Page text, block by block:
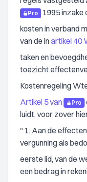
Pro
1995 inzake
kosten in verband
van de inartikel 40
taken en
toezicht
Kostenregeling
Artikel 5 van
Pro
luidt, voor zover
" 1. Aan de
vergunning als
eerste lid, van de
een bedrag in